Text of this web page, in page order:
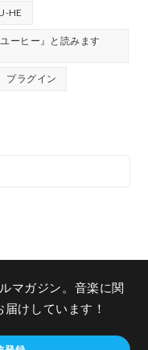
HE
ーヒー』と読みます
プラグイン
マガジン。音楽に関
けしています！